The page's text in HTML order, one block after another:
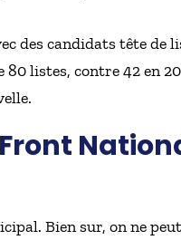
des candidats tête de
listes, contre 42 en
Bien sur, on ne